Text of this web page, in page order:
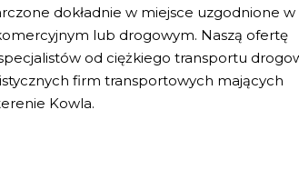
dokładnie w miejsce uzgodnione w
lub drogowym. Naszą ofertę
od ciężkiego transportu
firm transportowych mających
Kowla.